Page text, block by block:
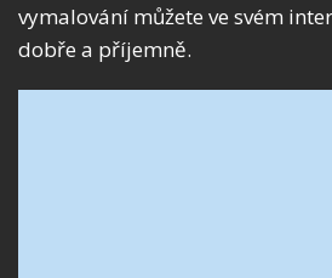
vymalování můžete ve svém
dobře a příjemně.